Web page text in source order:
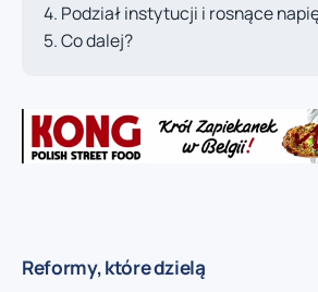
Podział instytucji i rosnące
Co dalej?
Reformy, które dzielą